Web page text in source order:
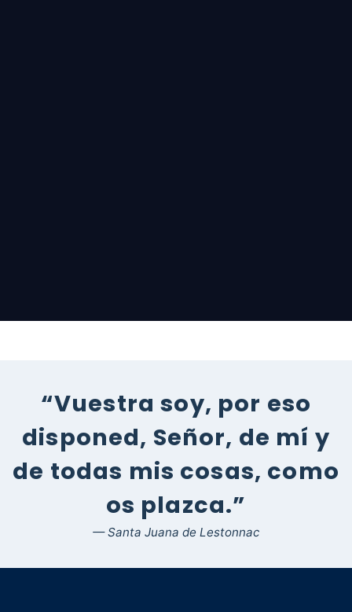
“Vuestra soy, por eso
disponed, Señor, de mí y
de todas mis cosas, como
os plazca.”
— Santa Juana de Lestonnac